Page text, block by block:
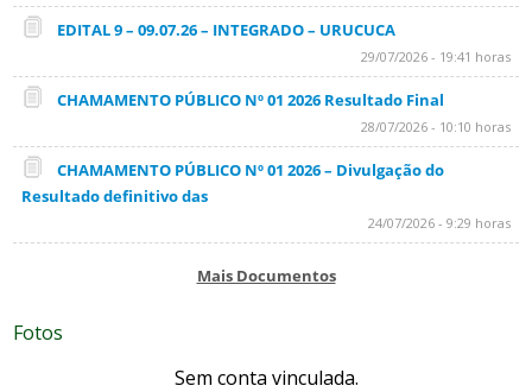
EDITAL 9 – 09.07.26 – INTEGRADO – URUCUCA
29/07/2026 - 19:41 horas
CHAMAMENTO PÚBLICO Nº 01 2026 Resultado Final
28/07/2026 - 10:10 horas
CHAMAMENTO PÚBLICO Nº 01 2026 – Divulgação do
Resultado definitivo das
24/07/2026 - 9:29 horas
Mais Documentos
Fotos
Sem conta vinculada.